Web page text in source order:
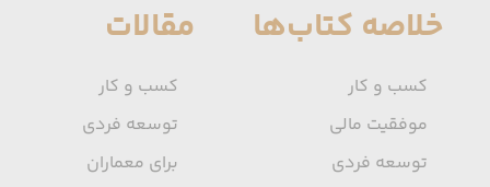
خلاصه کتاب‌ها
کسب و کار
موفقیت مالی
توسعه فردی
مقالات
کسب و کار
توسعه فردی
برای معماران